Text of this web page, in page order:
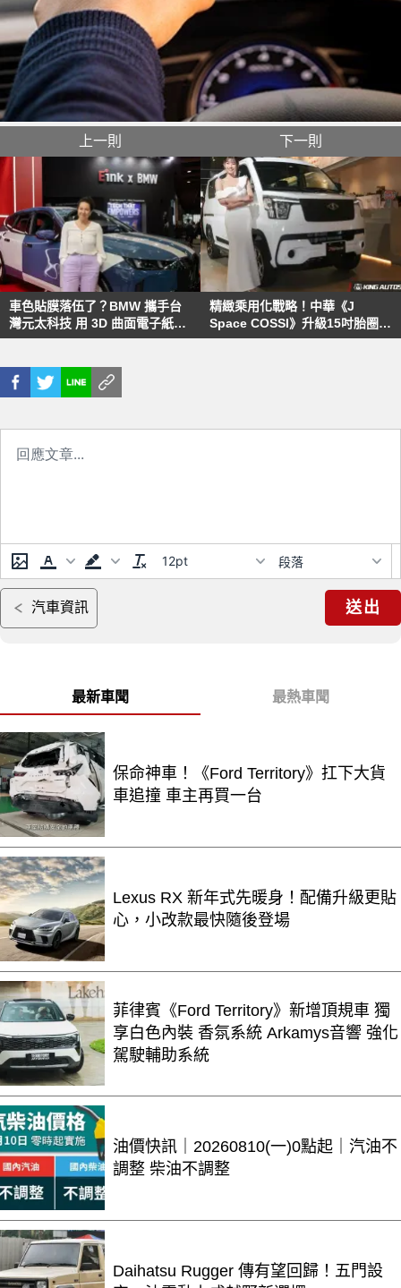
上一則
車色貼膜落伍了？BMW 攜手台
灣元太科技 用 3D 曲面電子紙讓
車身一秒換裝
下一則
精緻乘用化戰略！中華《J
Space COSSI》升級15吋胎圈
高質感座艙 AI寧靜工程 翻轉輕客
12pt 段落
汽車資訊 送出
最新車聞 最熱車聞
保命神車！《Ford Territory》扛下大貨
車追撞 車主再買一台
Lexus RX 新年式先暖身！配備升級更貼
心，小改款最快隨後登場
菲律賓《Ford Territory》新增頂規車 獨
享白色內裝 香氛系統 Arkamys音響 強化
駕駛輔助系統
油價快訊｜20260810(一)0點起｜汽油不
調整 柴油不調整
Daihatsu Rugger 傳有望回歸！五門設